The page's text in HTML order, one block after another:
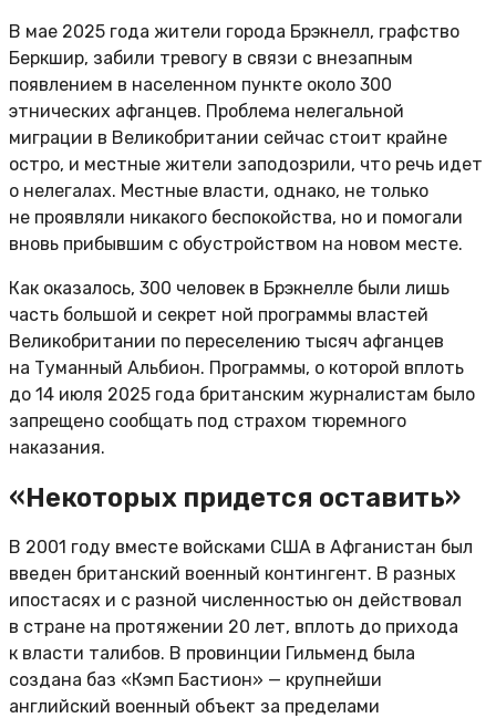
В мае 2025 года жители города Брэкнелл, графство
Беркшир, забили тревогу в связи с внезапным
появлением в населенном пункте около 300
этнических афганцев. Проблема нелегальной
миграции в Великобритании сейчас стоит крайне
остро, и местные жители заподозрили, что речь идет
о нелегалах. Местные власти, однако, не только
не проявляли никакого беспокойства, но и помогали
вновь прибывшим с обустройством на новом месте.
Как оказалось, 300 человек в Брэкнелле были лишь
часть большой и секрет ной программы властей
Великобритании по переселению тысяч афганцев
на Туманный Альбион. Программы, о которой вплоть
до 14 июля 2025 года британским журналистам было
запрещено сообщать под страхом тюремного
наказания.
«Некоторых придется оставить»
В 2001 году вместе войсками США в Афганистан был
введен британский военный контингент. В разных
ипостасях и с разной численностью он действовал
в стране на протяжении 20 лет, вплоть до прихода
к власти талибов. В провинции Гильменд была
создана баз «Кэмп Бастион» — крупнейши
английский военный объект за пределами